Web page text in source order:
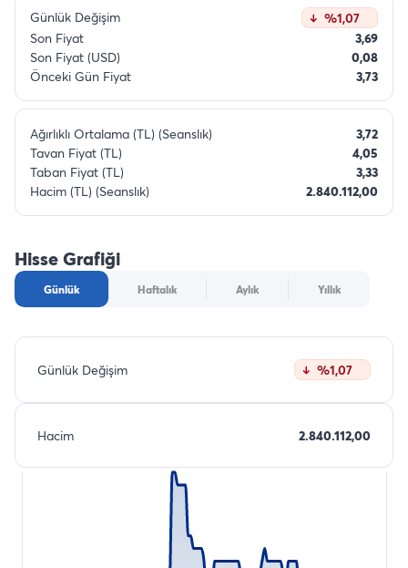
Günlük Değişim
%1,07
Son Fiyat
3,69
Son Fiyat (USD)
0,08
Önceki Gün Fiyat
3,73
Ağırlıklı Ortalama (TL) (Seanslık)
3,72
Tavan Fiyat (TL)
4,05
Taban Fiyat (TL)
3,33
Hacim (TL) (Seanslık)
2.840.112,00
Hisse Grafiği
Günlük Haftalık Aylık Yıllık
Günlük Değişim %1,07
Hacim 2.840.112,00